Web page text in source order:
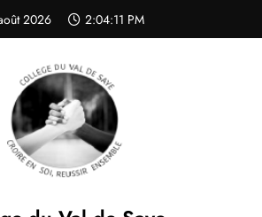
2026 2:04:11 PM